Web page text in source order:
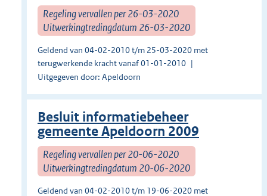
Regeling vervallen per 26-03-2020
Uitwerkingtredingdatum 26-03-2020
Geldend van 04-02-2010 t/m 25-03-2020 met
terugwerkende kracht vanaf 01-01-2010
Uitgegeven door: Apeldoorn
Besluit informatiebeheer
gemeente Apeldoorn 2009
Regeling vervallen per 20-06-2020
Uitwerkingtredingdatum 20-06-2020
Geldend van 04-02-2010 t/m 19-06-2020 met